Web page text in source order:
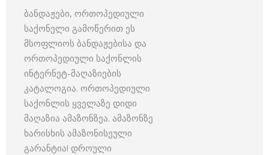
ბანდაჟები, ორთოპედიული
საქონელი გამოწერით ეს
მსოფლიოს ბანდაჟებისა და
ორთოპედიული საქონლის
ინტერნეტ-მაღაზიების
კატალოგია. ორთოპედიული
საქონლის ყველაზე დიდი
მაღაზია ამაზონზეა. ამაზონზე
ხარისხის ამაზონისეული
გარანტია! დროული